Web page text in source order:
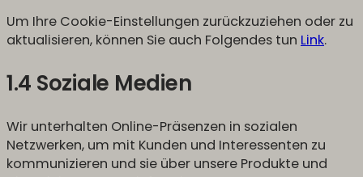
Um Ihre Cookie-Einstellungen zurückzuziehen oder zu
aktualisieren, können Sie auch Folgendes tun Link.
1.4 Soziale Medien
Wir unterhalten Online-Präsenzen in sozialen
Netzwerken, um mit Kunden und Interessenten zu
kommunizieren und sie über unsere Produkte und